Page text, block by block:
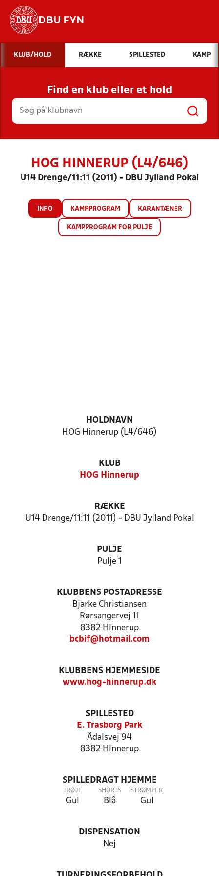
DBU FYN
Hvad vil du søge efter?
INDHOLD OG NYHEDER
STILLINGER, RESULTATER, KLUBBER OG
HOLD
KLUB/HOLD RÆKKE SPILLESTED KAMP
Find en klub eller et hold
HOG HINNERUP (L4/646)
U14 Drenge/11:11 (2011) - DBU Jylland Pokal
INFO KAMPPROGRAM KARANTÆNER
KAMPPROGRAM FOR PULJE
HOLDNAVN
HOG Hinnerup (L4/646)
KLUB
HOG Hinnerup
RÆKKE
U14 Drenge/11:11 (2011) - DBU Jylland Pokal
PULJE
Pulje 1
KLUBBENS POSTADRESSE
Bjarke Christiansen
Rørsangervej 11
8382 Hinnerup
bcbif@hotmail.com
KLUBBENS HJEMMESIDE
www.hog-hinnerup.dk
SPILLESTED
E. Trasborg Park
Ådalsvej 94
8382 Hinnerup
SPILLEDRAGT HJEMME
TRØJE
Gul
SHORTS
Blå
STRØMPER
Gul
DISPENSATION
Nej